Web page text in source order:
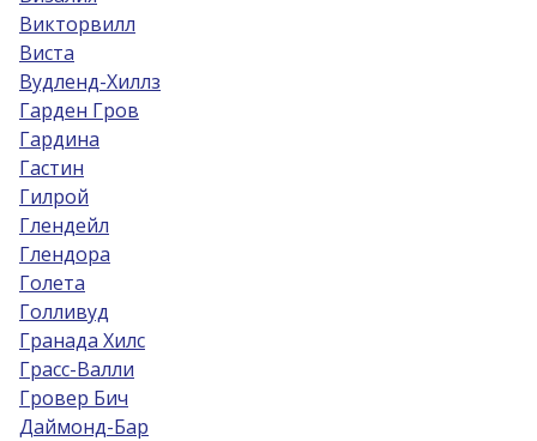
Викторвилл
Виста
Вудленд-Хиллз
Гарден Гров
Гардина
Гастин
Гилрой
Глендейл
Глендора
Голета
Голливуд
Гранада Хилс
Грасс-Валли
Гровер Бич
Даймонд-Бар